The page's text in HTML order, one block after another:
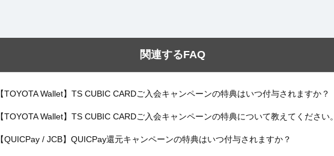
関連するFAQ
【TOYOTA Wallet】TS CUBIC CARDご入会キャンペーンの特典はいつ付与されますか？
【TOYOTA Wallet】TS CUBIC CARDご入会キャンペーンの特典について教えてください。
【QUICPay / JCB】QUICPay還元キャンペーンの特典はいつ付与されますか？